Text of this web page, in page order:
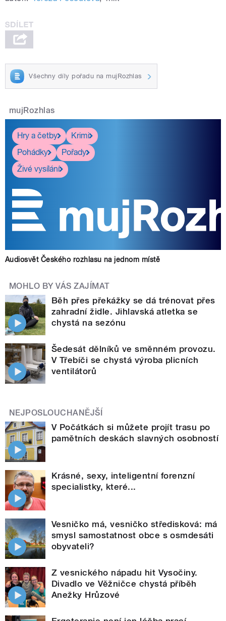
Všechny díly pořadu na mujRozhlas
mujRozhlas
Hry a četby
Krimi
Pohádky
Pořady
Živé vysílání
Audiosvět Českého rozhlasu na jednom místě
MOHLO BY VÁS ZAJÍMAT
Běh přes překážky se dá trénovat přes
zahradní židle. Jihlavská atletka se
chystá na sezónu
Šedesát dělníků ve směnném provozu.
V Třebíči se chystá výroba plicních
ventilátorů
NEJPOSLOUCHANĚJŠÍ
V Počátkách si můžete projít trasu po
pamětních deskách slavných osobností
Krásné, sexy, inteligentní forenzní
specialistky, které...
Vesničko má, vesničko středisková: má
smysl samostatnost obce s osmdesáti
obyvateli?
Z vesnického nápadu hit Vysočiny.
Divadlo ve Věžničce chystá příběh
Anežky Hrůzové